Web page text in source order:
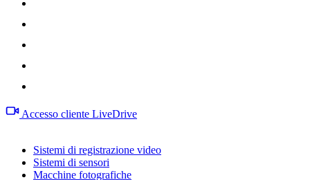
Accesso cliente LiveDrive
Sistemi di registrazione video
Sistemi di sensori
Macchine fotografiche